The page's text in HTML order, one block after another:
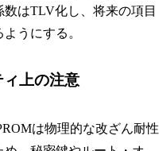
数はTLV化し、将来の項目
うにする。
上の注意
は物理的な改ざん耐性